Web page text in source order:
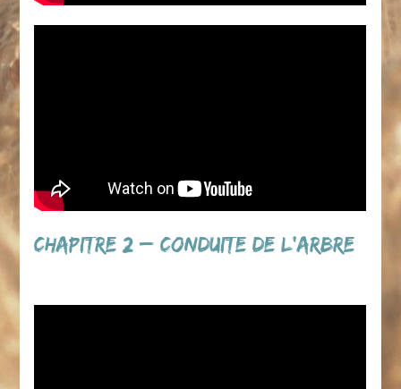
Chapitre 2 – Conduite de l’Arbre